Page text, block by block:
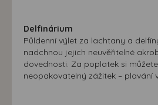
Delfinárium
Půldenní výlet za lachtany a
nadchnou jejich neuvěřitelné
dovednosti. Za poplatek si
neopakovatelný zážitek – plavání